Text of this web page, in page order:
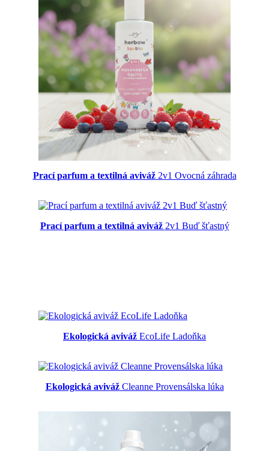
Prací parfum a textilná aviváž2v1 Ovocná záhrada
Prací parfum a textilná aviváž 2v1 Buď šťastný
Ekologická aviváž EcoLife Ladoňka
Ekologická avivážCleanne Provensálska lúka